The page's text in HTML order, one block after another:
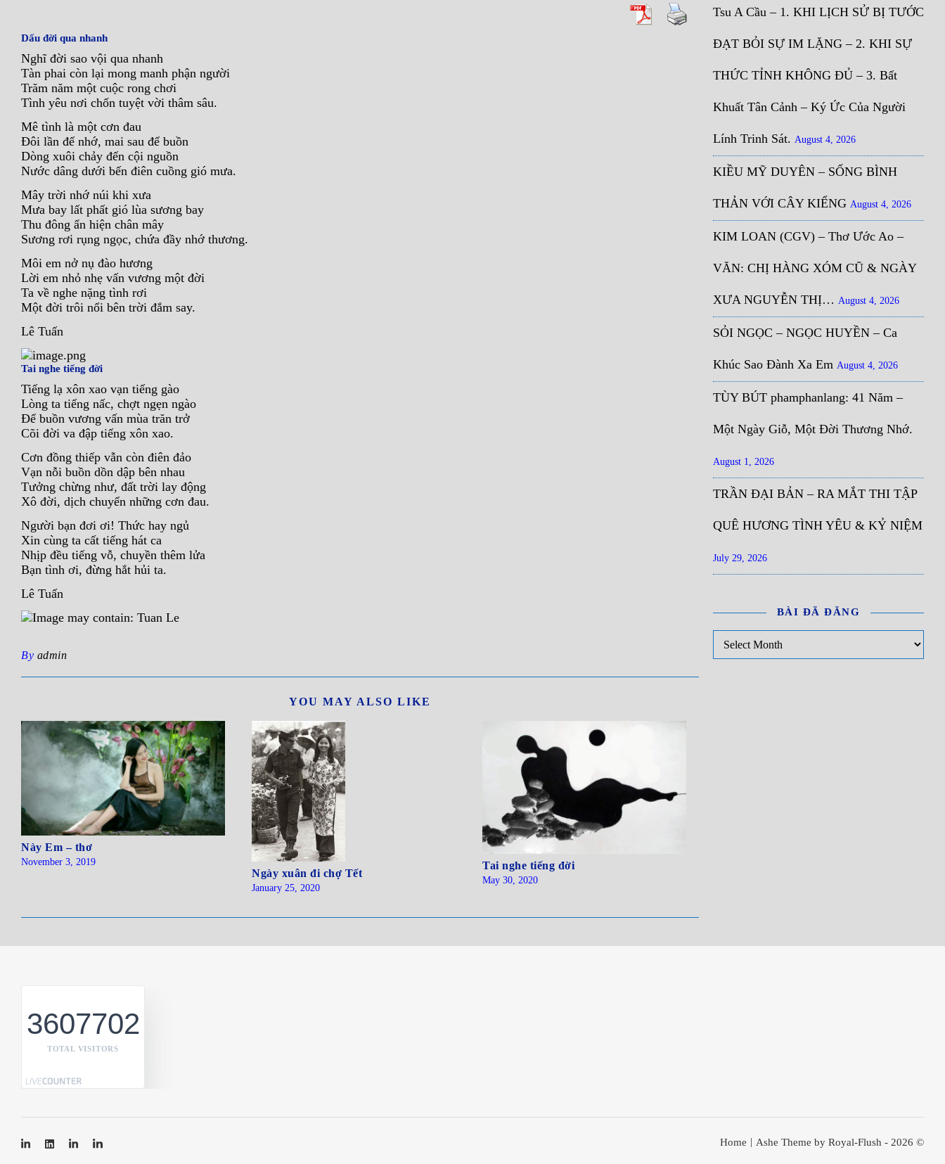
Dấu đời qua nhanh
Nghĩ đời sao vội qua nhanh
Tàn phai còn lại mong manh phận người
Trăm năm một cuộc rong chơi
Tình yêu nơi chốn tuyệt vời thâm sâu.
Mê tình là một cơn đau
Đôi lần để nhớ, mai sau để buồn
Dòng xuôi chảy đến cội nguồn
Nước dâng dưới bến điên cuồng gió mưa.
Mây trời nhớ núi khi xưa
Mưa bay lất phất gió lùa sương bay
Thu đông ẩn hiện chân mây
Sương rơi rụng ngọc, chứa đầy nhớ thương.
Môi em nở nụ đào hương
Lời em nhỏ nhẹ vấn vương một đời
Ta về nghe nặng tình rơi
Một đời trôi nổi bên trời đắm say.
Lê Tuấn
Tai nghe tiếng đời
Tiếng lạ xôn xao vạn tiếng gào
Lòng ta tiếng nấc, chợt ngẹn ngào
Để buồn vương vấn mùa trăn trở
Cõi đời va đập tiếng xôn xao.
Cơn đồng thiếp vẫn còn điên đảo
Vạn nỗi buồn dồn dập bên nhau
Tưởng chừng như, đất trời lay động
Xô đời, dịch chuyển những cơn đau.
Người bạn đơi ơi! Thức hay ngủ
Xin cùng ta cất tiếng hát ca
Nhịp đều tiếng vỗ, chuyền thêm lửa
Bạn tình ơi, đừng hắt hủi ta.
Lê Tuấn
By admin
YOU MAY ALSO LIKE
Này Em – thơ
November 3, 2019
Ngày xuân đi chợ Tết
January 25, 2020
Tai nghe tiếng đời
May 30, 2020
Tsu A Cầu – 1. KHI LỊCH SỬ BỊ TƯỚC
ĐẠT BỎI SỰ IM LẶNG – 2. KHI SỰ
THỨC TỈNH KHÔNG ĐỦ – 3. Bất
Khuất Tân Cảnh – Ký Ức Của Người
Lính Trinh Sát. August 4, 2026
KIỀU MỸ DUYÊN – SỐNG BÌNH
THẢN VỚI CÂY KIỂNG August 4, 2026
KIM LOAN (CGV) – Thơ Ước Ao –
VĂN: CHỊ HÀNG XÓM CŨ & NGÀY
XƯA NGUYỄN THỊ… August 4, 2026
SỎI NGỌC – NGỌC HUYỀN – Ca
Khúc Sao Đành Xa Em August 4, 2026
TÙY BÚT phamphanlang: 41 Năm –
Một Ngày Giỗ, Một Đời Thương Nhớ.
August 1, 2026
TRẦN ĐẠI BẢN – RA MẮT THI TẬP
QUÊ HƯƠNG TÌNH YÊU & KỶ NIỆM
July 29, 2026
BÀI ĐÃ ĐĂNG
3607702
TOTAL VISITORS
Ashe Theme by Royal-Flush - 2026 ©
Home